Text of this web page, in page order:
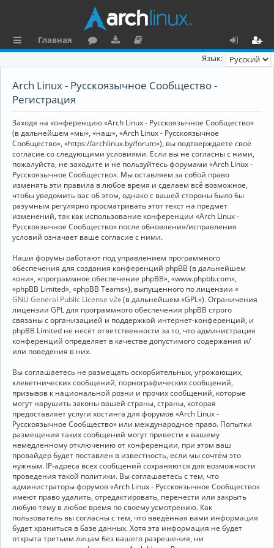
л
и
Главная
н
та
ц
и
я
х
ег
Язык:
Arch Linux - Русскоязычное Сообщество -
Регистрация
Заходя на конференцию «Arch Linux - Русскоязычное Сообщество»
(в дальнейшем «мы», «наш», «Arch Linux - Русскоязычное
Сообщество», «https://archlinux.by/forum»), вы подтверждаете своё
согласие со следующими условиями. Если вы не согласны с ними,
пожалуйста, не заходите и не пользуйтесь форумами «Arch Linux -
Русскоязычное Сообщество». Мы оставляем за собой право
изменять эти правила в любое время и сделаем всё возможное,
чтобы уведомить вас об этом, однако с вашей стороны было бы
разумным регулярно просматривать этот текст на предмет
изменений, так как использование конференции «Arch Linux -
Русскоязычное Сообщество» после обновления/исправления
условий означает ваше согласие с ними.
Наши форумы работают под управлением программного
обеспечения для создания конференций phpBB (в дальнейшем
«они», «программное обеспечение phpBB», «www.phpbb.com»,
«phpBB Limited», «phpBB Teams»), выпущенного по лицензии «
GNU General Public License v2» (в дальнейшем «GPL»). Ограничения
лицензии GPL для программного обеспечения phpBB строго
связаны с организацией и поддержкой интернет-конференций, и
phpBB Limited не несёт ответственности за то, что администрация
конференций определяет в качестве допустимого содержания и/
или поведения в них.
Вы соглашаетесь не размещать оскорбительных, угрожающих,
клеветнических сообщений, порнографических сообщений,
призывов к национальной розни и прочих сообщений, которые
могут нарушить законы вашей страны, страны, которая
предоставляет услуги хостинга для форумов «Arch Linux -
Русскоязычное Сообщество» или международное право. Попытки
размещения таких сообщений могут привести к вашему
немедленному отключению от конференции, при этом ваш
провайдер будет поставлен в известность, если мы сочтём это
нужным. IP-адреса всех сообщений сохраняются для возможности
проведения такой политики. Вы соглашаетесь с тем, что
администраторы форумов «Arch Linux - Русскоязычное Сообщество»
имеют право удалить, отредактировать, перенести или закрыть
любую тему в любое время по своему усмотрению. Как
пользователь вы согласны с тем, что введённая вами информация
будет храниться в базе данных. Хотя эта информация не будет
открыта третьим лицам без вашего разрешения, ни